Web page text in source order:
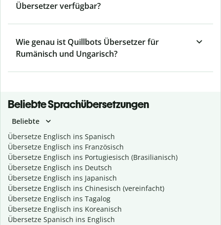
Übersetzer verfügbar?
Wie genau ist Quillbots Übersetzer für
Rumänisch und Ungarisch?
Beliebte Sprachübersetzungen
Beliebte
Übersetze Englisch ins Spanisch
Übersetze Englisch ins Französisch
Übersetze Englisch ins Portugiesisch (Brasilianisch)
Übersetze Englisch ins Deutsch
Übersetze Englisch ins Japanisch
Übersetze Englisch ins Chinesisch (vereinfacht)
Übersetze Englisch ins Tagalog
Übersetze Englisch ins Koreanisch
Übersetze Spanisch ins Englisch